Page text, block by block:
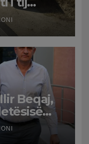
klerikut
Beqaj,
i